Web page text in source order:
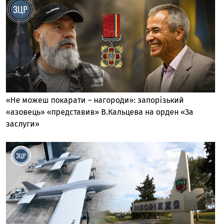
«Не можеш покарати – нагороди»: запорізький
«азовець» «представив» В.Кальцева на орден «За
заслуги»